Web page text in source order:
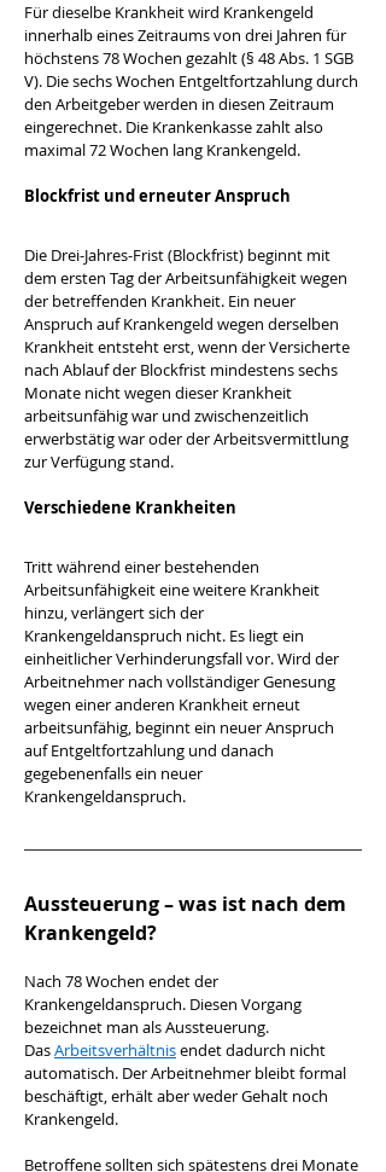
Für dieselbe Krankheit wird Krankengeld
innerhalb eines Zeitraums von drei Jahren für
höchstens 78 Wochen gezahlt (§ 48 Abs. 1 SGB
V). Die sechs Wochen Entgeltfortzahlung durch
den Arbeitgeber werden in diesen Zeitraum
eingerechnet. Die Krankenkasse zahlt also
maximal 72 Wochen lang Krankengeld.
Blockfrist und erneuter Anspruch
Die Drei-Jahres-Frist (Blockfrist) beginnt mit
dem ersten Tag der Arbeitsunfähigkeit wegen
der betreffenden Krankheit. Ein neuer
Anspruch auf Krankengeld wegen derselben
Krankheit entsteht erst, wenn der Versicherte
nach Ablauf der Blockfrist mindestens sechs
Monate nicht wegen dieser Krankheit
arbeitsunfähig war und zwischenzeitlich
erwerbstätig war oder der Arbeitsvermittlung
zur Verfügung stand.
Verschiedene Krankheiten
Tritt während einer bestehenden
Arbeitsunfähigkeit eine weitere Krankheit
hinzu, verlängert sich der
Krankengeldanspruch nicht. Es liegt ein
einheitlicher Verhinderungsfall vor. Wird der
Arbeitnehmer nach vollständiger Genesung
wegen einer anderen Krankheit erneut
arbeitsunfähig, beginnt ein neuer Anspruch
auf Entgeltfortzahlung und danach
gegebenenfalls ein neuer
Krankengeldanspruch.
Aussteuerung – was ist nach dem
Krankengeld?
Nach 78 Wochen endet der
Krankengeldanspruch. Diesen Vorgang
bezeichnet man als Aussteuerung.
Das Arbeitsverhältnis endet dadurch nicht
automatisch. Der Arbeitnehmer bleibt formal
beschäftigt, erhält aber weder Gehalt noch
Krankengeld.
Betroffene sollten sich spätestens drei Monate